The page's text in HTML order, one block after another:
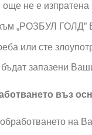
не е изпратена
„РОЗБУЛ
или сте
запазени
въз
на